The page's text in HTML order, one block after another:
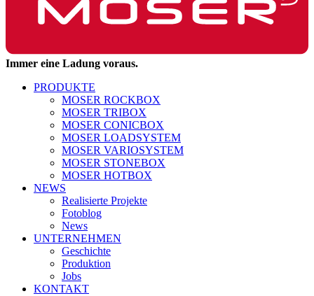
Immer eine Ladung voraus.
PRODUKTE
MOSER ROCKBOX
MOSER TRIBOX
MOSER CONICBOX
MOSER LOADSYSTEM
MOSER VARIOSYSTEM
MOSER STONEBOX
MOSER HOTBOX
NEWS
Realisierte Projekte
Fotoblog
News
UNTERNEHMEN
Geschichte
Produktion
Jobs
KONTAKT